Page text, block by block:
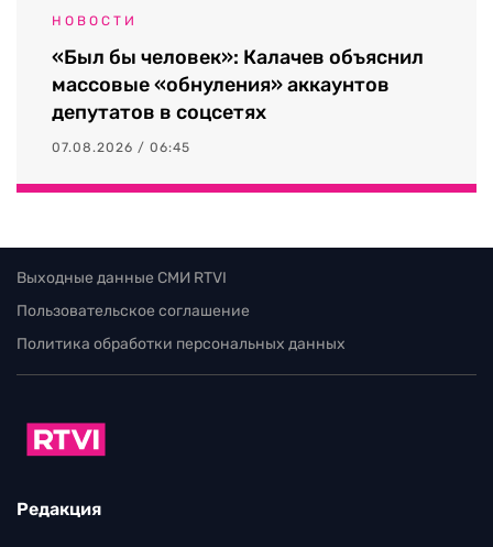
НОВОСТИ
«Был бы человек»: Калачев объяснил
массовые «обнуления» аккаунтов
депутатов в соцсетях
07.08.2026 / 06:45
Выходные данные СМИ RTVI
Пользовательское соглашение
Политика обработки персональных данных
Редакция